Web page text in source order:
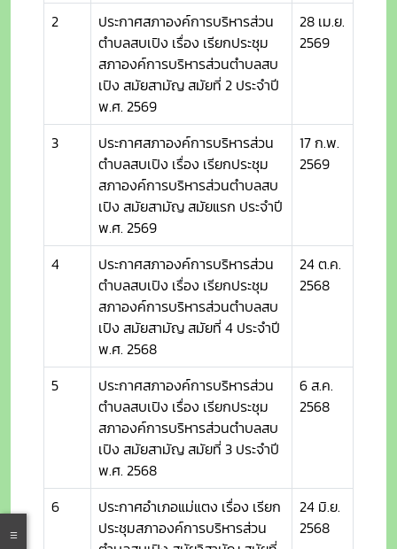
2
ประกาศสภาองค์การบริหารส่วน
ตำบลสบเปิง เรื่อง เรียกประชุม
สภาองค์การบริหารส่วนตำบลสบ
เปิง สมัยสามัญ สมัยที่ 2 ประจำปี
พ.ศ. 2569
28 เม.ย.
2569
3
ประกาศสภาองค์การบริหารส่วน
ตำบลสบเปิง เรื่อง เรียกประชุม
สภาองค์การบริหารส่วนตำบลสบ
เปิง สมัยสามัญ สมัยแรก ประจำปี
พ.ศ. 2569
17 ก.พ.
2569
4
ประกาศสภาองค์การบริหารส่วน
ตำบลสบเปิง เรื่อง เรียกประชุม
สภาองค์การบริหารส่วนตำบลสบ
เปิง สมัยสามัญ สมัยที่ 4 ประจำปี
พ.ศ. 2568
24 ต.ค.
2568
5
ประกาศสภาองค์การบริหารส่วน
ตำบลสบเปิง เรื่อง เรียกประชุม
สภาองค์การบริหารส่วนตำบลสบ
เปิง สมัยสามัญ สมัยที่ 3 ประจำปี
พ.ศ. 2568
6 ส.ค.
2568
6
ประกาศอำเภอแม่แตง เรื่อง เรียก
ประชุมสภาองค์การบริหารส่วน
24 มิ.ย.
2568